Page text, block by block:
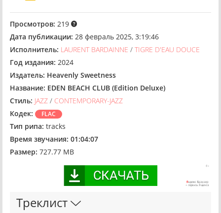
Просмотров: 219
Дата публикации: 28 февраль 2025, 3:19:46
Исполнитель: LAURENT BARDAINNE / TIGRE D'EAU DOUCE
Год издания: 2024
Издатель: Heavenly Sweetness
Название: EDEN BEACH CLUB (Edition Deluxe)
Стиль: JAZZ / CONTEMPORARY-JAZZ
Кодек:
FLAC
Тип рипа: tracks
Время звучания: 01:04:07
Размер: 727.77 MB
Треклист